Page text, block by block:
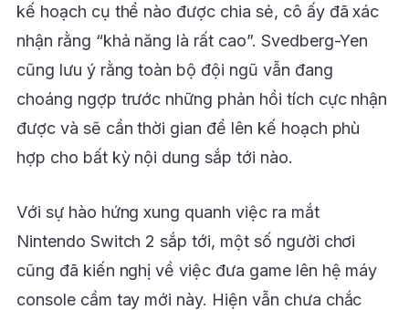
kế hoạch cụ thể nào được chia sẻ, cô ấy đã xác
nhận rằng “khả năng là rất cao”. Svedberg-Yen
cũng lưu ý rằng toàn bộ đội ngũ vẫn đang
choáng ngợp trước những phản hồi tích cực nhận
được và sẽ cần thời gian để lên kế hoạch phù
hợp cho bất kỳ nội dung sắp tới nào.
Với sự hào hứng xung quanh việc ra mắt
Nintendo Switch 2 sắp tới, một số người chơi
cũng đã kiến nghị về việc đưa game lên hệ máy
console cầm tay mới này. Hiện vẫn chưa chắc